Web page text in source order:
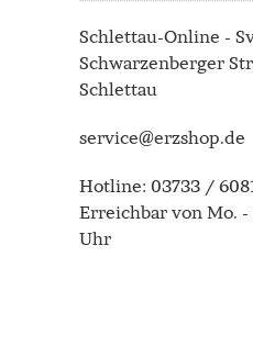
Schlettau-Online -
Schwarzenberger
Schlettau
service@erzshop.de
Hotline: 03733 /
Erreichbar von Mo. -
Uhr